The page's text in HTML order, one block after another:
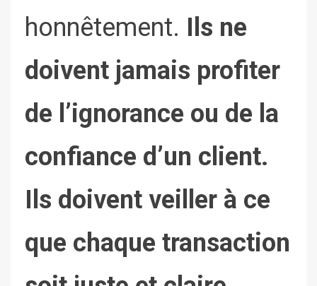
honnêtement. Ils ne
doivent jamais profiter
de l’ignorance ou de la
confiance d’un client.
Ils doivent veiller à ce
que chaque transaction